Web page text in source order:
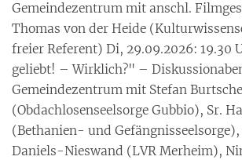
Gemeindezentrum mit anschl.
Thomas von der Heide
freier Referent) Di, 29.09.2026: 19.30
geliebt! – Wirklich?" –
Gemeindezentrum mit Stefan
(Obdachlosenseelsorge Gubbio), Sr.
(Bethanien- und
Daniels-Nieswand (LVR Merheim),